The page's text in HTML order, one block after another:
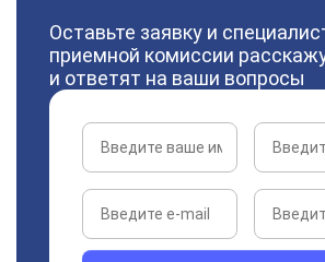
Оставьте заявку и
приемной комиссии
и ответят на ваши вопросы